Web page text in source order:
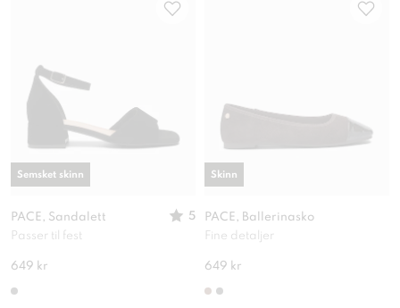
PACE, Sandalett
5
Passer til fest
649 kr
Semsket skinn
PACE, Ballerinasko
Fine detaljer
649 kr
Skinn